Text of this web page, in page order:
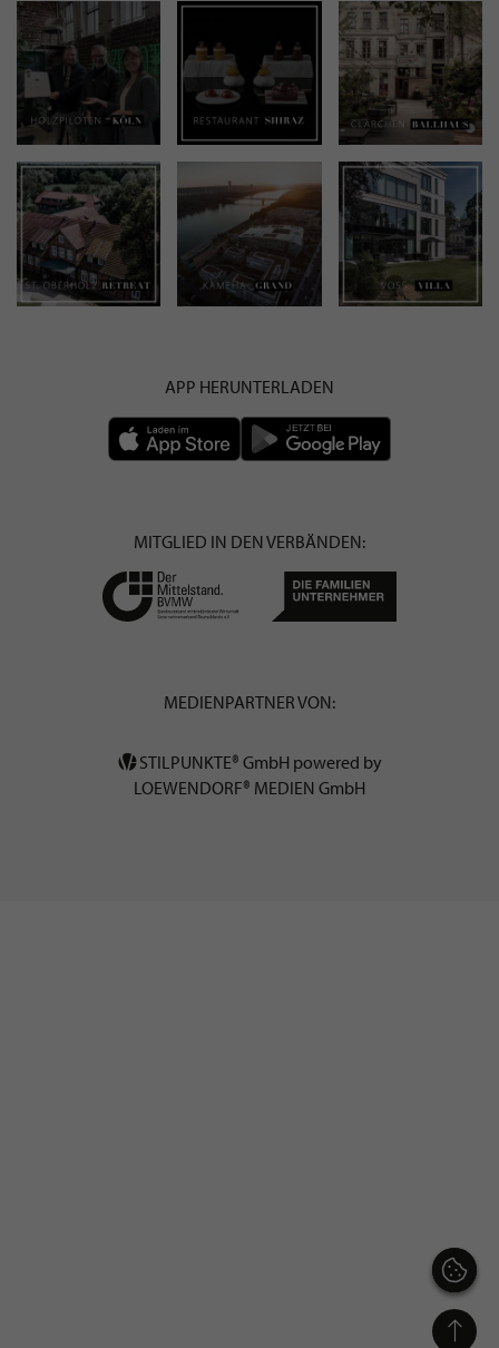
APP HERUNTERLADEN
MITGLIED IN DEN VERBÄNDEN:
MEDIENPARTNER VON:
STILPUNKTE® GmbH powered by
LOEWENDORF® MEDIEN GmbH